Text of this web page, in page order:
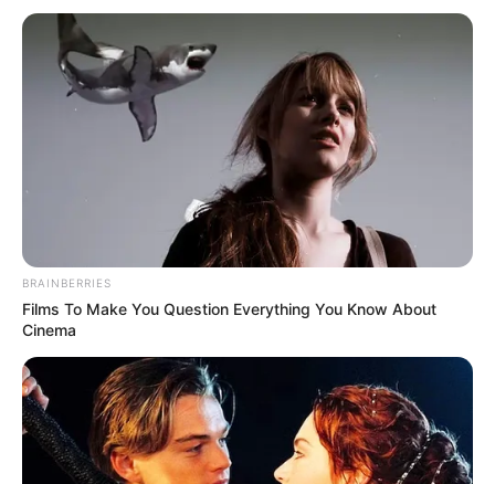
ΤΑ ΠΙΟ ΔΗΜΟΦΙΛΗ
BRAINBERRIES
Films To Make You Question Everything You Know About
Cinema